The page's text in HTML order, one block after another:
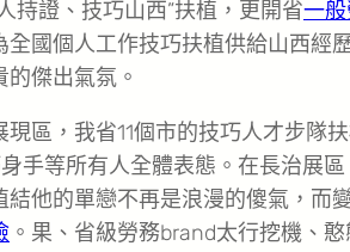
持證、技巧山西”扶植，更開省一
國個人工作技巧扶植供給山西經
傑出氣氛。
區，我省11個市的技巧人才步隊
手等所有人全體表態。在長治展
結他的單戀不再是浪漫的傻氣，而
。果、省級勞務brand太行挖機、